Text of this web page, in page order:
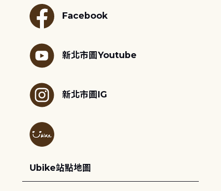
Facebook
新北市圖Youtube
新北市圖IG
Ubike站點地圖